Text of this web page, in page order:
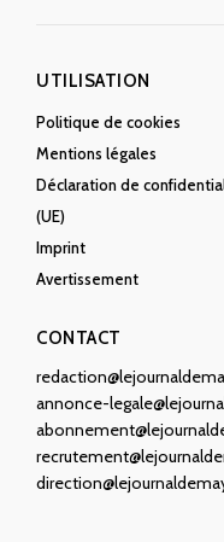
UTILISATION
Politique de cookies
Mentions légales
Déclaration de
(UE)
Imprint
Avertissement
CONTACT
annonce-